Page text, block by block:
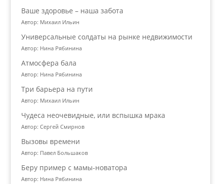
Ваше здоровье – наша забота
Автор: Михаил Ильин
Универсальные солдаты на рынке недвижимости
Автор: Нина Рябинина
Атмосфера бала
Автор: Нина Рябинина
Три барьера на пути
Автор: Михаил Ильин
Чудеса неочевидные, или вспышка мрака
Автор: Сергей Смирнов
Вызовы времени
Автор: Павел Большаков
Беру пример с мамы-новатора
Автор: Нина Рябинина